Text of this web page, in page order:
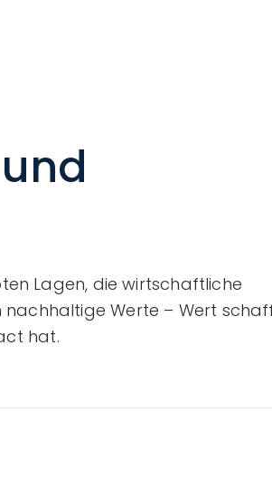
Lagen, die wirtschaftliche
nachhaltige Werte – Wert
hat.